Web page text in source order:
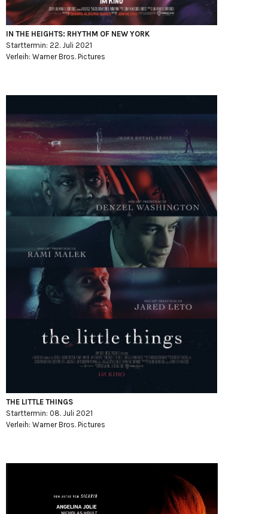
IN THE HEIGHTS: RHYTHM OF NEW YORK
Starttermin: 22. Juli 2021
Verleih: Warner Bros. Pictures
THE LITTLE THINGS
Starttermin: 08. Juli 2021
Verleih: Warner Bros. Pictures